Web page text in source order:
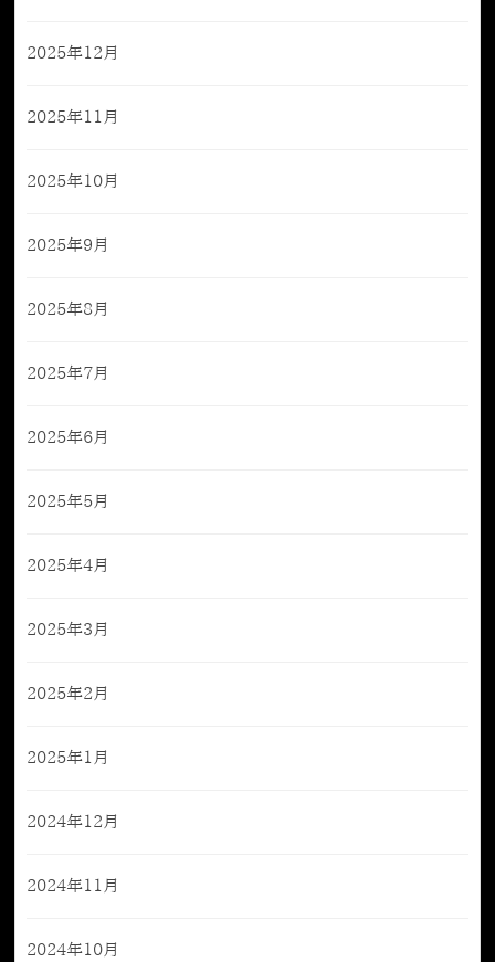
2025年12月
2025年11月
2025年10月
2025年9月
2025年8月
2025年7月
2025年6月
2025年5月
2025年4月
2025年3月
2025年2月
2025年1月
2024年12月
2024年11月
2024年10月